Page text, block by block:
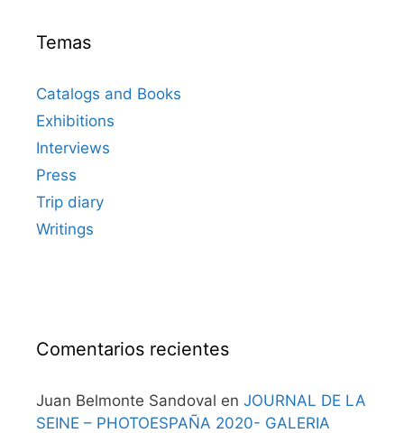
Temas
Catalogs and Books
Exhibitions
Interviews
Press
Trip diary
Writings
Comentarios recientes
Juan Belmonte Sandoval en JOURNAL DE LA
SEINE – PHOTOESPAÑA 2020- GALERIA